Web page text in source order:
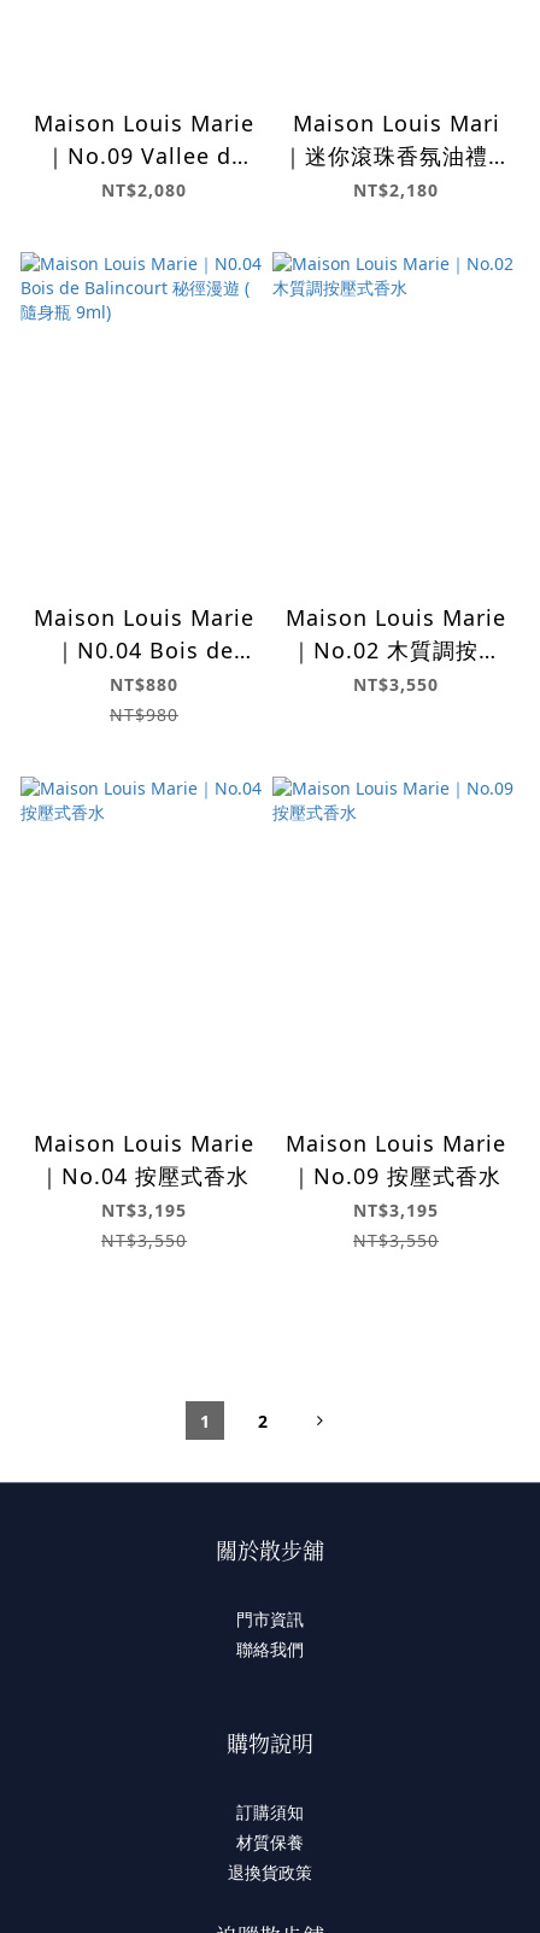
Maison Louis Marie
｜No.09 Vallee de
Farney 滾珠香氛油
NT$2,080
Maison Louis Mari
｜迷你滾珠香氛油禮盒
(Discovery Set)
NT$2,180
Maison Louis Marie
｜N0.04 Bois de
Balincourt 秘徑漫遊
( 隨身瓶 9ml)
NT$880
NT$980
Maison Louis Marie
｜No.02 木質調按壓
式香水
NT$3,550
Maison Louis Marie
｜No.04 按壓式香水
NT$3,195
NT$3,550
Maison Louis Marie
｜No.09 按壓式香水
NT$3,195
NT$3,550
1 2
關於散步舖
門市資訊
聯絡我們
購物說明
訂購須知
材質保養
退換貨政策